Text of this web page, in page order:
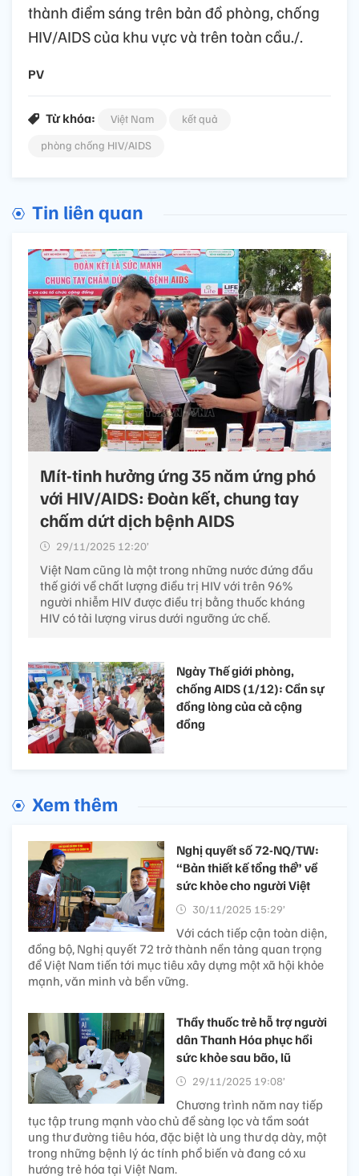
thành điểm sáng trên bản đồ phòng, chống
HIV/AIDS của khu vực và trên toàn cầu./.
PV
Từ khóa: Việt Nam
kết quả
phòng chống HIV/AIDS
Tin liên quan
Mít-tinh hưởng ứng 35 năm ứng phó
với HIV/AIDS: Đoàn kết, chung tay
chấm dứt dịch bệnh AIDS
29/11/2025 12:20’
Việt Nam cũng là một trong những nước đứng đầu
thế giới về chất lượng điều trị HIV với trên 96%
người nhiễm HIV được điều trị bằng thuốc kháng
HIV có tải lượng virus dưới ngưỡng ức chế.
Ngày Thế giới phòng,
chống AIDS (1/12): Cần sự
đồng lòng của cả cộng
đồng
Xem thêm
Nghị quyết số 72-NQ/TW:
“Bản thiết kế tổng thể” về
sức khỏe cho người Việt
30/11/2025 15:29’
Với cách tiếp cận toàn diện,
đồng bộ, Nghị quyết 72 trở thành nền tảng quan trọng
để Việt Nam tiến tới mục tiêu xây dựng một xã hội khỏe
mạnh, văn minh và bền vững.
Thầy thuốc trẻ hỗ trợ người
dân Thanh Hóa phục hồi
sức khỏe sau bão, lũ
29/11/2025 19:08’
Chương trình năm nay tiếp
tục tập trung mạnh vào chủ đề sàng lọc và tầm soát
ung thư đường tiêu hóa, đặc biệt là ung thư dạ dày, một
trong những bệnh lý ác tính phổ biến và đang có xu
hướng trẻ hóa tại Việt Nam.